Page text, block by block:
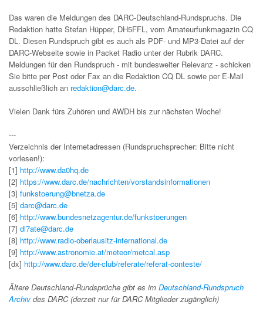
Das waren die Meldungen des DARC-Deutschland-Rundspruchs. Die
Redaktion hatte Stefan Hüpper, DH5FFL, vom Amateurfunkmagazin CQ
DL. Diesen Rundspruch gibt es auch als PDF- und MP3-Datei auf der
DARC-Webseite sowie in Packet Radio unter der Rubrik DARC.
Meldungen für den Rundspruch - mit bundesweiter Relevanz - schicken
Sie bitte per Post oder Fax an die Redaktion CQ DL sowie per E-Mail
ausschließlich an redaktion@darc.de.
Vielen Dank fürs Zuhören und AWDH bis zur nächsten Woche!
---
Verzeichnis der Internetadressen (Rundspruchsprecher: Bitte nicht
vorlesen!):
[1] http://www.da0hq.de
[2] https://www.darc.de/nachrichten/vorstandsinformationen
[3] funkstoerung@bnetza.de
[5] darc@darc.de
[6] http://www.bundesnetzagentur.de/funkstoerungen
[7] dl7ate@darc.de
[8] http://www.radio-oberlausitz-international.de
[9] http://www.astronomie.at/meteor/metcal.asp
[dx] http://www.darc.de/der-club/referate/referat-conteste/
Ältere Deutschland-Rundsprüche gibt es im Deutschland-Rundspruch
Archiv des DARC (derzeit nur für DARC Mitglieder zugänglich)